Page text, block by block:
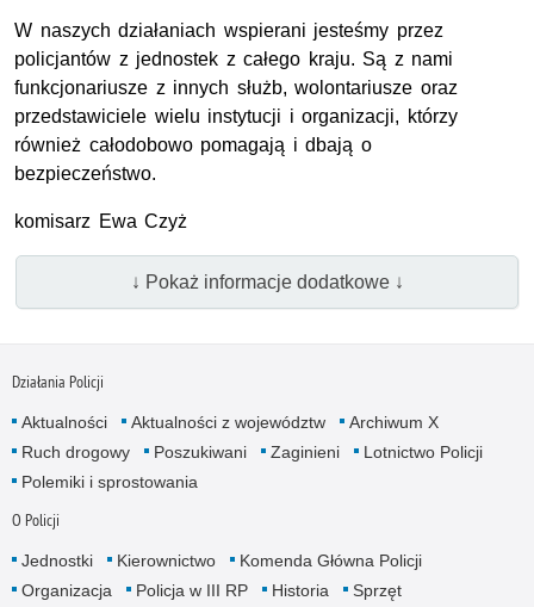
W naszych działaniach wspierani jesteśmy przez
policjantów z jednostek z całego kraju. Są z nami
funkcjonariusze z innych służb, wolontariusze oraz
przedstawiciele wielu instytucji i organizacji, którzy
również całodobowo pomagają i dbają o
bezpieczeństwo.
komisarz Ewa Czyż
↓ Pokaż informacje dodatkowe ↓
Działania Policji
Aktualności Aktualności z województw
Archiwum X
Ruch drogowy
Poszukiwani Zaginieni
Lotnictwo Policji
Polemiki i sprostowania
O Policji
Jednostki Kierownictwo
Komenda Główna Policji
Organizacja
Policja w III RP Historia
Sprzęt